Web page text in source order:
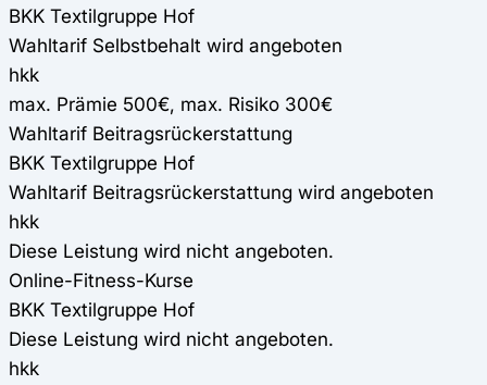
BKK Textilgruppe Hof
Wahltarif Selbstbehalt wird angeboten
hkk
max. Prämie 500€, max. Risiko 300€
Wahltarif Beitragsrückerstattung
BKK Textilgruppe Hof
Wahltarif Beitragsrückerstattung wird angeboten
hkk
Diese Leistung wird nicht angeboten.
Online-Fitness-Kurse
BKK Textilgruppe Hof
Diese Leistung wird nicht angeboten.
hkk